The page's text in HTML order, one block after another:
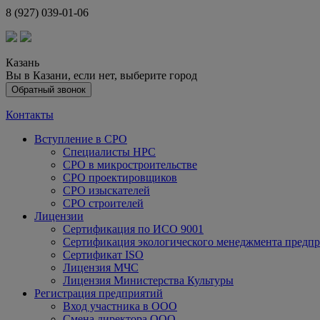
8 (927) 039-01-06
Казань
Вы в Казани, если нет, выберите город
Обратный звонок
Контакты
Вступление в СРО
Специалисты НРС
СРО в микростроительстве
СРО проектировщиков
СРО изыскателей
СРО строителей
Лицензии
Сертификация по ИСО 9001
Сертификация экологического менеджмента
Сертификат ISO
Лицензия МЧС
Лицензия Министерства Культуры
Регистрация предприятий
Вход участника в ООО